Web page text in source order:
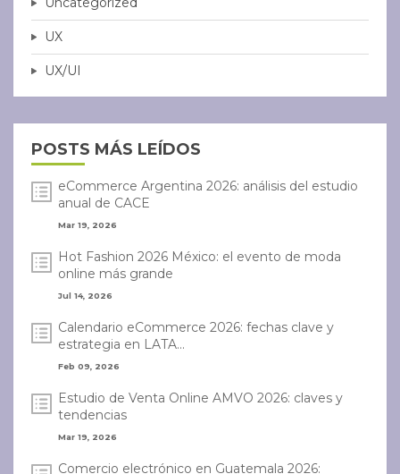
UX
UX/UI
POSTS MÁS LEÍDOS
eCommerce Argentina 2026: análisis del estudio
anual de CACE
Mar 19, 2026
Hot Fashion 2026 México: el evento de moda
online más grande
Jul 14, 2026
Calendario eCommerce 2026: fechas clave y
estrategia en LATA...
Feb 09, 2026
Estudio de Venta Online AMVO 2026: claves y
tendencias
Mar 19, 2026
Comercio electrónico en Guatemala 2026: